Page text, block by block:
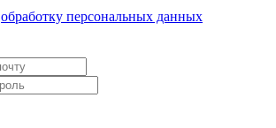
обработку персональных данных